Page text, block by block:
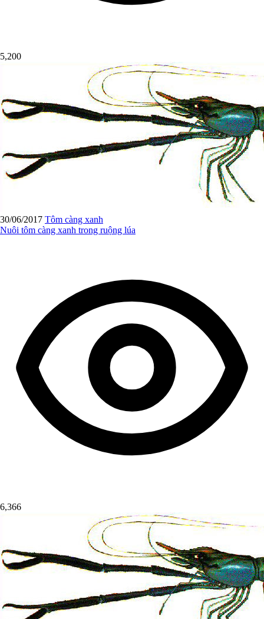
5,200
30/06/2017 Tôm càng xanh
Nuôi tôm càng xanh trong ruộng lúa
6,366